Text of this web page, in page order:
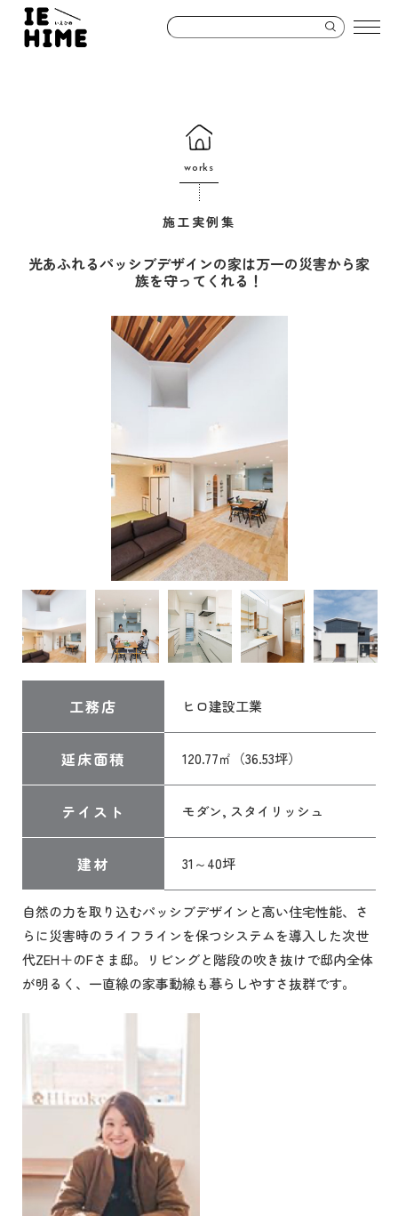
works
施工実例集
光あふれるパッシブデザインの家は万一の災害から家
族を守ってくれる！
工務店 ヒロ建設工業
延床面積 120.77㎡（36.53坪）
テイスト モダン, スタイリッシュ
建材 31～40坪
自然の力を取り込むパッシブデザインと高い住宅性能、さ
らに災害時のライフラインを保つシステムを導入した次世
代ZEH＋のFさま邸。リビングと階段の吹き抜けで邸内全体
が明るく、一直線の家事動線も暮らしやすさ抜群です。